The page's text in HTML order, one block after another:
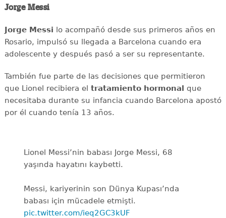
Jorge Messi
Jorge Messi lo acompañó desde sus primeros años en
Rosario, impulsó su llegada a Barcelona cuando era
adolescente y después pasó a ser su representante.
También fue parte de las decisiones que permitieron
que Lionel recibiera el tratamiento hormonal
que
necesitaba durante su infancia cuando Barcelona apostó
por él cuando tenía 13 años.
Lionel Messi’nin babası Jorge Messi, 68
yaşında hayatını kaybetti.
Messi, kariyerinin son Dünya Kupası’nda
babası için mücadele etmişti.
pic.twitter.com/ieq2GC3kUF